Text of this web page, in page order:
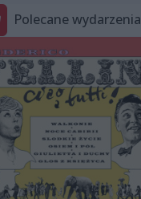
Polecane wydarzenia